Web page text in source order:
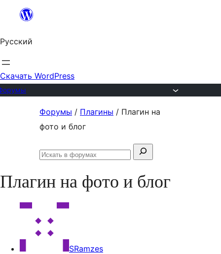
Перейти
содержимому
Русский
Скачать WordPress
Форумы / Плагины / Плагин на
фото и блог
Поиск:
Искать
форумах
Плагин на фото и блог
SRamzes